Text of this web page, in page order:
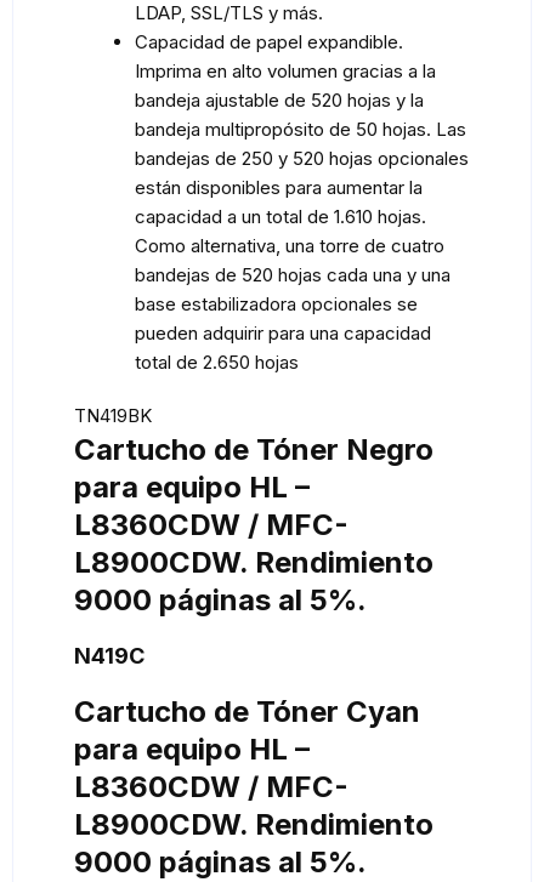
LDAP, SSL/TLS y más.
Capacidad de papel expandible.
Imprima en alto volumen gracias a la
bandeja ajustable de 520 hojas y la
bandeja multipropósito de 50 hojas. Las
bandejas de 250 y 520 hojas opcionales
están disponibles para aumentar la
capacidad a un total de 1.610 hojas.
Como alternativa, una torre de cuatro
bandejas de 520 hojas cada una y una
base estabilizadora opcionales se
pueden adquirir para una capacidad
total de 2.650 hojas
TN419BK
Cartucho de Tóner Negro
para equipo HL –
L8360CDW / MFC-
L8900CDW. Rendimiento
9000 páginas al 5%.
N419C
Cartucho de Tóner Cyan
para equipo HL –
L8360CDW / MFC-
L8900CDW. Rendimiento
9000 páginas al 5%.